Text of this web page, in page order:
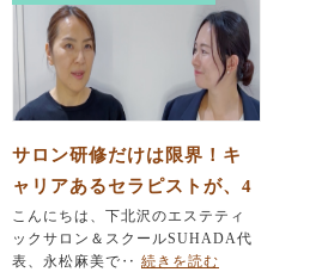
サロン研修だけは限界！キ
ャリアあるセラピストが、4
7歳で本気の学び直しを決意
した理由
こんにちは、下北沢のエステティ
ックサロン＆スクールSUHADA代
表、永松麻美で‥ 続きを読む